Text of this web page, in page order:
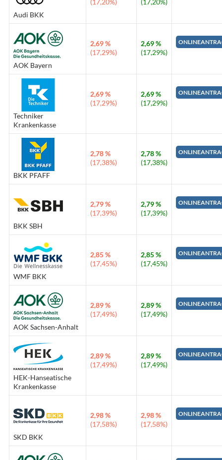
Audi BKK
(17,20%) (17,20%)
AOK Bayern
2,69 %
(17,29%)
2,69 %
(17,29%)
Techniker
Krankenkasse
2,69 %
(17,29%)
2,69 %
(17,29%)
BKK PFAFF
2,78 %
(17,38%)
2,78 %
(17,38%)
BKK SBH
2,79 %
(17,39%)
2,79 %
(17,39%)
WMF BKK
2,85 %
(17,45%)
2,85 %
(17,45%)
AOK Sachsen-Anhalt
2,89 %
(17,49%)
2,89 %
(17,49%)
HEK-Hanseatische
Krankenkasse
2,89 %
(17,49%)
2,89 %
(17,49%)
SKD BKK
2,98 %
(17,58%)
2,98 %
(17,58%)